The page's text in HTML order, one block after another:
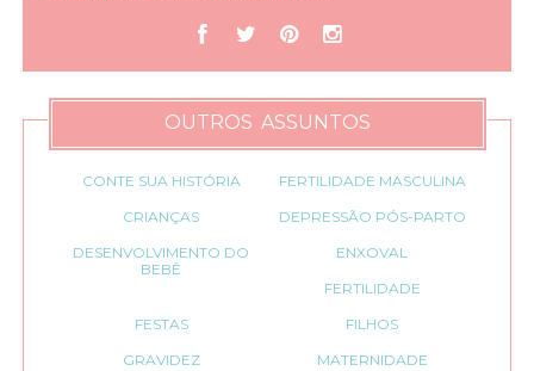
OUTROS ASSUNTOS
CONTE SUA HISTÓRIA
FERTILIDADE MASCULINA
CRIANÇAS
DEPRESSÃO PÓS-PARTO
DESENVOLVIMENTO DO
BEBÊ
ENXOVAL
FERTILIDADE
FESTAS
FILHOS
GRAVIDEZ
MATERNIDADE